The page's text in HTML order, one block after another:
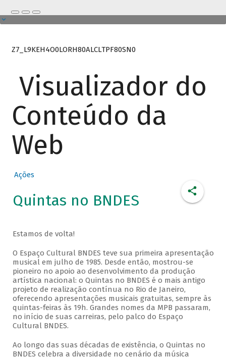
Z7_L9KEH4O0LORH80ALCLTPF80SN0
Visualizador do
Conteúdo da
Web
Ações
Quintas no BNDES
Estamos de volta!
O Espaço Cultural BNDES teve sua primeira apresentação
musical em julho de 1985. Desde então, mostrou-se
pioneiro no apoio ao desenvolvimento da produção
artística nacional: o Quintas no BNDES é o mais antigo
projeto de realização contínua no Rio de Janeiro,
oferecendo apresentações musicais gratuitas, sempre às
quintas-feiras às 19h. Grandes nomes da MPB passaram,
no início de suas carreiras, pelo palco do Espaço
Cultural BNDES.
Ao longo das suas décadas de existência, o Quintas no
BNDES celebra a diversidade no cenário da música